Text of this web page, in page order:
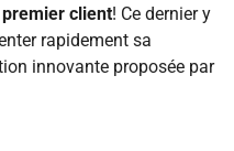
premier client! Ce dernier y
rapidement sa
innovante proposée par